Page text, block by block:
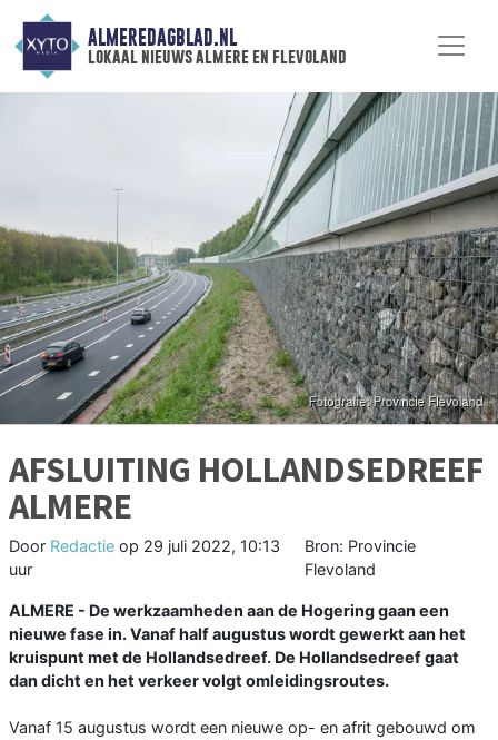
ALMEREDAGBLAD.NL
lokaal nieuws almere en flevoland
AFSLUITING HOLLANDSEDREEF
ALMERE
Door Redactie op 29 juli 2022, 10:13
uur
Bron: Provincie
Flevoland
ALMERE - De werkzaamheden aan de Hogering gaan een
nieuwe fase in. Vanaf half augustus wordt gewerkt aan het
kruispunt met de Hollandsedreef. De Hollandsedreef gaat
dan dicht en het verkeer volgt omleidingsroutes.
Vanaf 15 augustus wordt een nieuwe op- en afrit gebouwd om